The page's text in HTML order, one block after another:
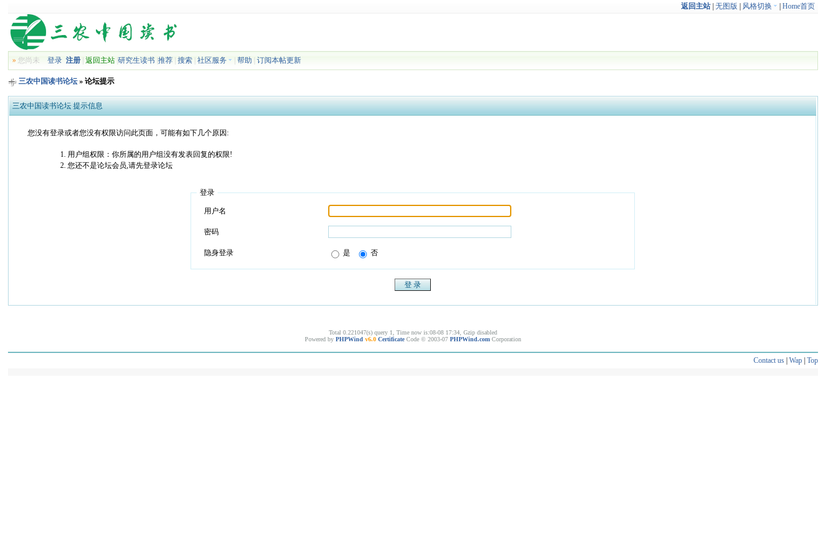
返回主站| 无图版 风格切换 Home首页
» 您尚未登录 注册 |返回主站 |研究生读书 |推荐 |搜索 |社区服务 |帮助 |订阅本帖更新
三农中国读书论坛 » 论坛提示
三农中国读书论坛 提示信息
您没有登录或者您没有权限访问此页面，可能有如下几个原因:
用户组权限：你所属的用户组没有发表回复的权限!
您还不是论坛会员,请先登录论坛
登录
用户名
密码
隐身登录 是 否
Total 0.221047(s) query 1, Time now is:08-08 17:34, Gzip disabled
Powered by PHPWind v6.0 Certificate Code © 2003-07 PHPWind.com Corporation
Contact us| Wap| Top